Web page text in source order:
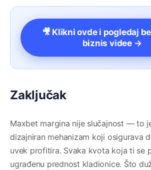
🎥 Klikni ovde i pogledaj
biznis videe →
Zaključak
Maxbet margina nije slučajnost — to
dizajniran mehanizam koji osigurava
uvek profitira. Svaka kvota koja ti se
ugrađenu prednost kladionice. Što